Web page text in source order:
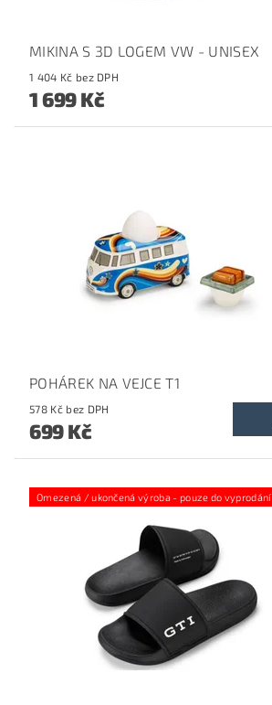
MIKINA S 3D LOGEM VW - UNISEX
1 404 Kč bez DPH
1 699 Kč
POHÁREK NA VEJCE T1
578 Kč bez DPH
699 Kč
Omezená / ukončená výroba - pouze do vyprodání